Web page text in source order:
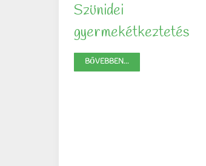
Szünidei
gyermekétkeztetés
BŐVEBBEN...